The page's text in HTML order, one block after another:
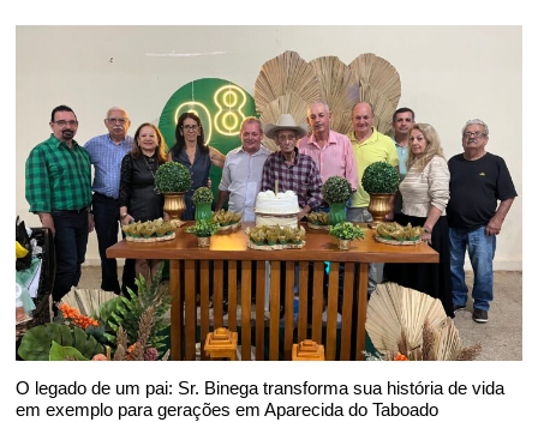
O legado de um pai: Sr. Binega transforma sua história de vida
em exemplo para gerações em Aparecida do Taboado